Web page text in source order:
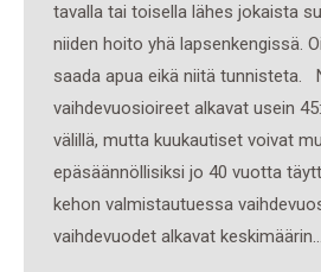
tavalla tai toisella lähes jokaista
niiden hoito yhä lapsenkengissä.
saada apua eikä niitä tunnisteta.
vaihdevuosioireet alkavat usein
välillä, mutta kuukautiset voivat
epäsäännöllisiksi jo 40 vuotta
kehon valmistautuessa
vaihdevuodet alkavat keskimäärin…